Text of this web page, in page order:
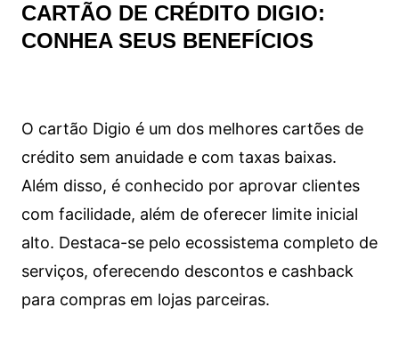
CARTÃO DE CRÉDITO DIGIO:
CONHEA SEUS BENEFÍCIOS
O cartão Digio é um dos melhores cartões de
crédito sem anuidade e com taxas baixas.
Além disso, é conhecido por aprovar clientes
com facilidade, além de oferecer limite inicial
alto. Destaca-se pelo ecossistema completo de
serviços, oferecendo descontos e cashback
para compras em lojas parceiras.